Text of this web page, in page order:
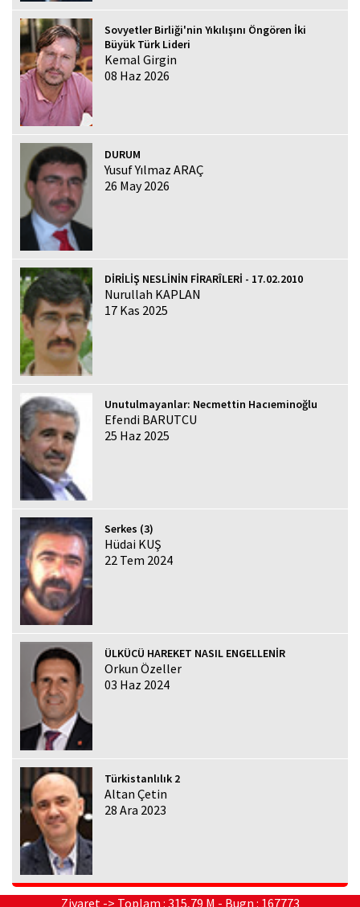
Sovyetler Birliği'nin Yıkılışını Öngören İki
Büyük Türk Lideri
Kemal Girgin
08 Haz 2026
DURUM
Yusuf Yılmaz ARAÇ
26 May 2026
DİRİLİŞ NESLİNİN FİRARÎLERİ - 17.02.2010
Nurullah KAPLAN
17 Kas 2025
Unutulmayanlar: Necmettin Hacıeminoğlu
Efendi BARUTCU
25 Haz 2025
Serkes (3)
Hüdai KUŞ
22 Tem 2024
ÜLKÜCÜ HAREKET NASIL ENGELLENİR
Orkun Özeller
03 Haz 2024
Türkistanlılık 2
Altan Çetin
28 Ara 2023
Ziyaret -> Toplam : 315,79 M - Bugn : 167773